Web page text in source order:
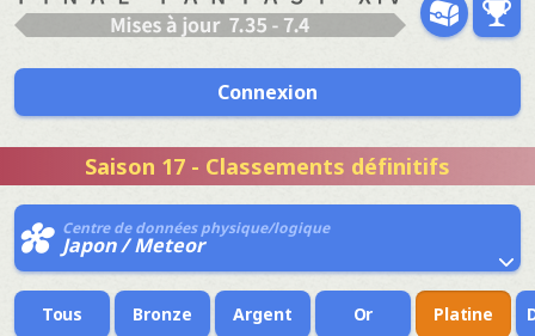
Connexion
Saison 17 - Classements définitifs
Centre de données physique/logique
Japon / Meteor
Tous Bronze Argent Or Platine